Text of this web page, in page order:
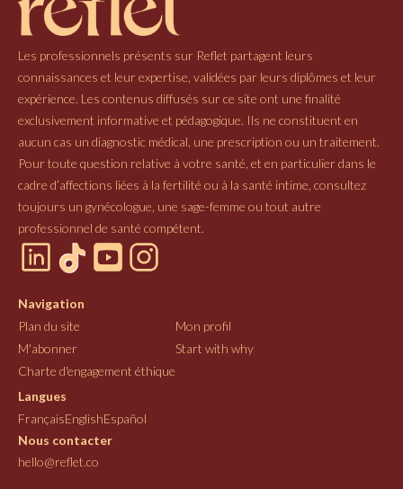
Les professionnels présents sur Reflet partagent leurs
connaissances et leur expertise, validées par leurs diplômes et leur
expérience. Les contenus diffusés sur ce site ont une finalité
exclusivement informative et pédagogique. Ils ne constituent en
aucun cas un diagnostic médical, une prescription ou un traitement.
Pour toute question relative à votre santé, et en particulier dans le
cadre d’affections liées à la fertilité ou à la santé intime, consultez
toujours un gynécologue, une sage-femme ou tout autre
professionnel de santé compétent.
Navigation
Plan du site
Mon profil
M'abonner
Start with why
Charte d'engagement éthique
Langues
FrançaisEnglishEspañol
Nous contacter
hello@reflet.co